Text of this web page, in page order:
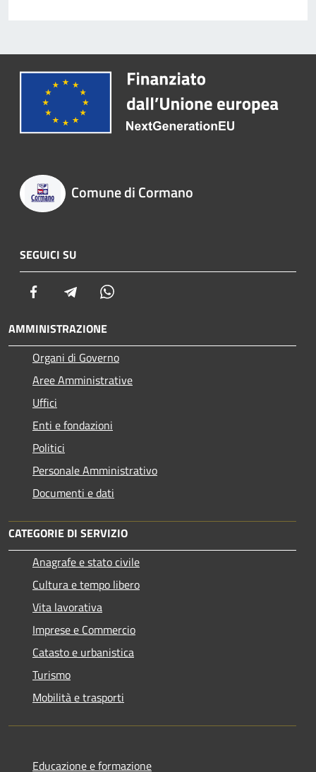
Comune di Cormano
SEGUICI SU
Facebook Telegram
AMMINISTRAZIONE
Organi di Governo
Aree Amministrative
Uffici
Enti e fondazioni
Politici
Personale Amministrativo
Documenti e dati
CATEGORIE DI SERVIZIO
Anagrafe e stato civile
Cultura e tempo libero
Vita lavorativa
Imprese e Commercio
Catasto e urbanistica
Turismo
Mobilità e trasporti
Educazione e formazione